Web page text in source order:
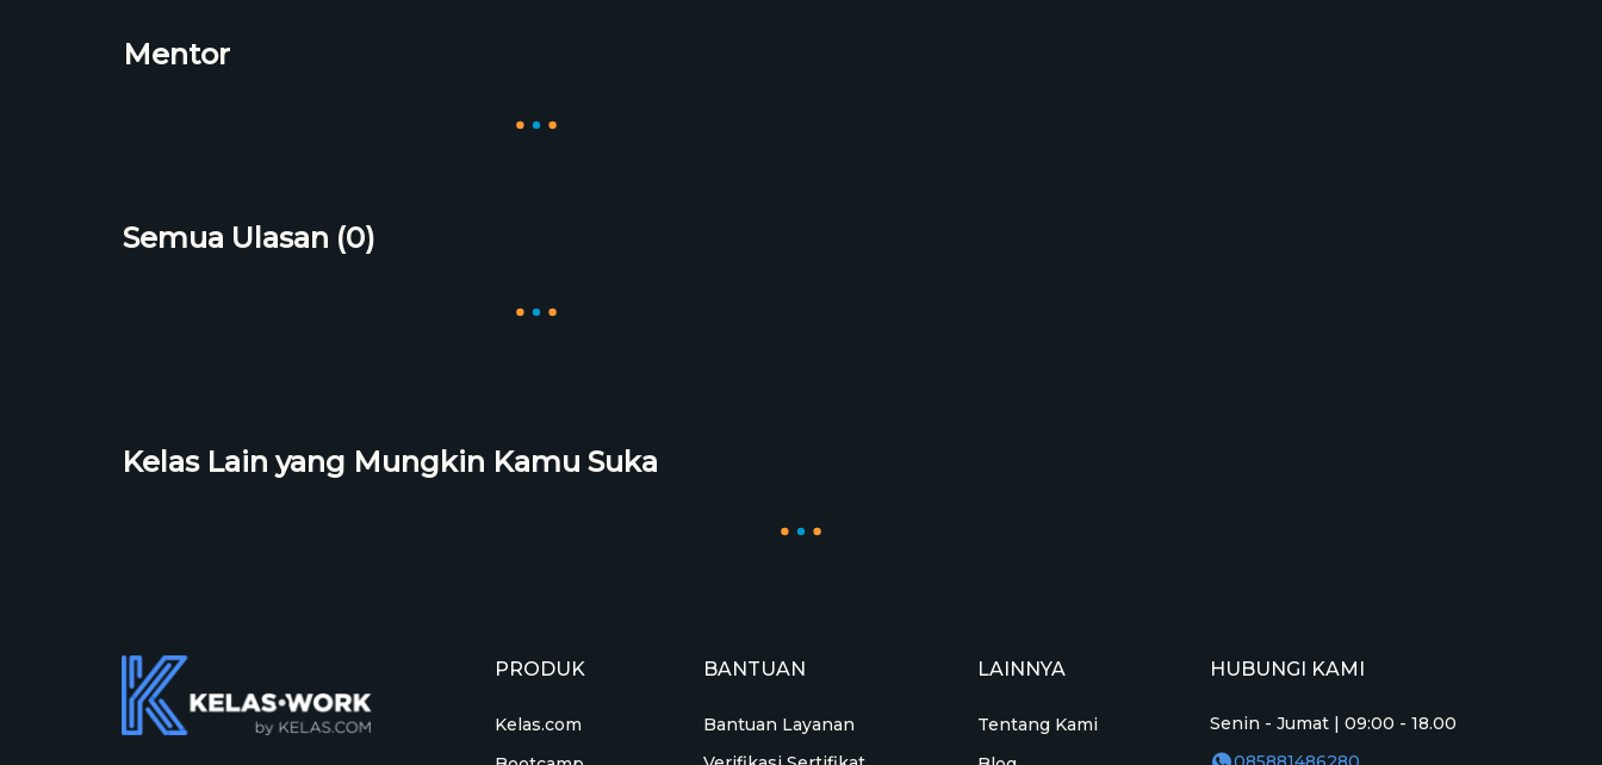
Mentor
Semua Ulasan (0)
Kelas Lain yang Mungkin Kamu Suka
PRODUK
Kelas.com
BANTUAN
Bantuan Layanan
LAINNYA
Tentang Kami
HUBUNGI KAMI
Senin - Jumat | 09:00 - 18.00